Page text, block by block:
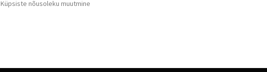
Küpsiste nõusoleku muutmine